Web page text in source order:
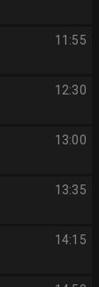
11:55
12:30
13:00
13:35
14:15